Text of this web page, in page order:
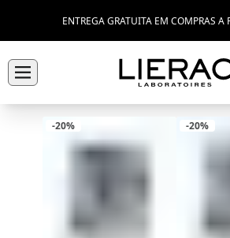
ENTREGA GRATUITA EM COMPRAS A
-20% -20%